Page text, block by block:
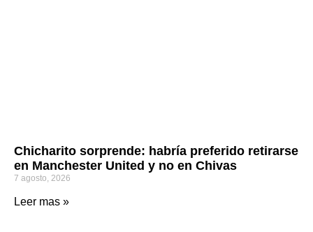
Chicharito sorprende: habría preferido retirarse
en Manchester United y no en Chivas
7 agosto, 2026
Leer mas »